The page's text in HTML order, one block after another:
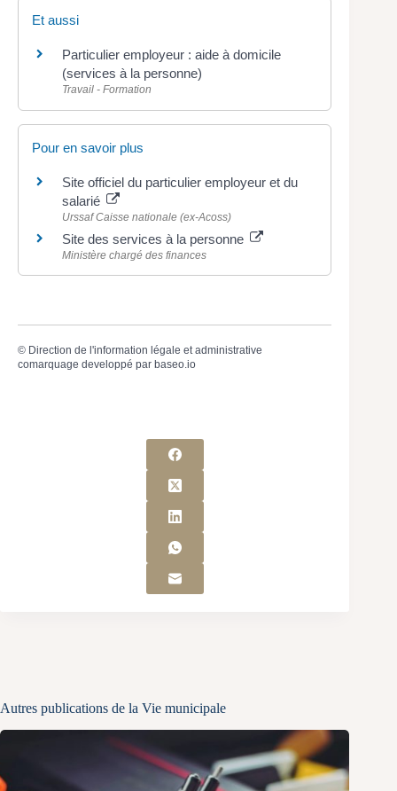
Et aussi
Particulier employeur : aide à domicile
(services à la personne)
Travail - Formation
Pour en savoir plus
Site officiel du particulier employeur et du
salarié
Urssaf Caisse nationale (ex-Acoss)
Site des services à la personne
Ministère chargé des finances
© Direction de l'information légale et administrative
comarquage developpé par baseo.io
Autres publications de la Vie municipale